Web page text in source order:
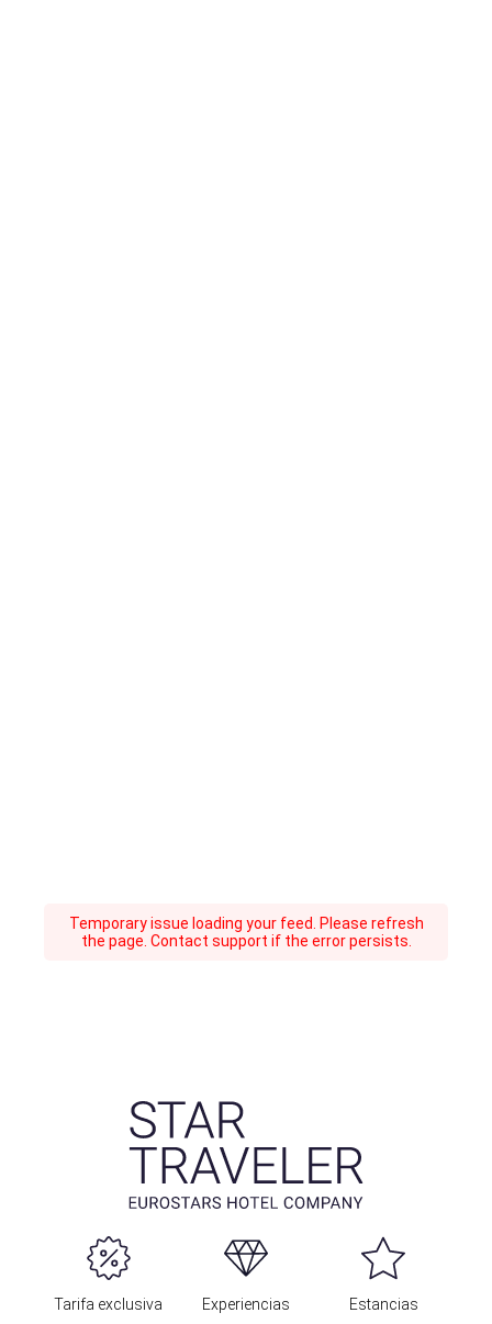
Temporary issue loading your feed. Please refresh
the page. Contact support if the error persists.
Tarifa exclusiva
Experiencias
Estancias